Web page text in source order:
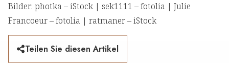
Bilder: photka – iStock | sek1111 – fotolia | Julie
Francoeur – fotolia | ratmaner – iStock
Teilen Sie diesen Artikel